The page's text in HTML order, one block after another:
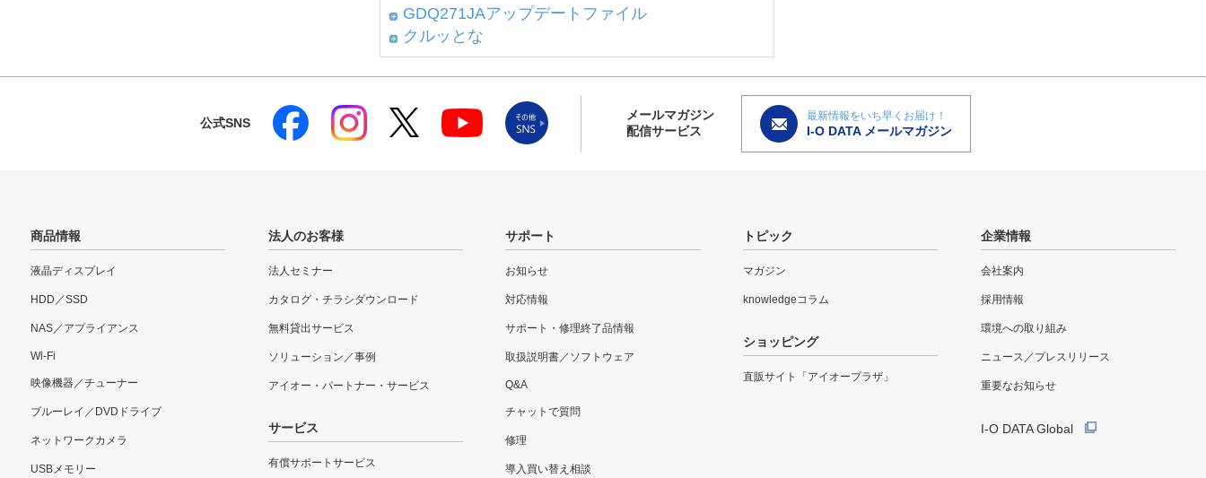
GDQ271JAアップデートファイル
クルッとな
公式SNS
メールマガジン
配信サービス
最新情報をいち早くお届け！
I-O DATA メールマガジン
商品情報
液晶ディスプレイ
HDD／SSD
NAS／アプライアンス
Wi-Fi
映像機器／チューナー
ブルーレイ／DVDドライブ
ネットワークカメラ
USBメモリー
法人のお客様
法人セミナー
カタログ・チラシダウンロード
無料貸出サービス
ソリューション／事例
アイオー・パートナー・サービス
サービス
有償サポートサービス
サポート
お知らせ
対応情報
サポート・修理終了品情報
取扱説明書／ソフトウェア
Q&A
チャットで質問
修理
導入買い替え相談
トピック
マガジン
knowledgeコラム
ショッピング
直販サイト「アイオープラザ」
企業情報
会社案内
採用情報
環境への取り組み
ニュース／プレスリリース
重要なお知らせ
I-O DATA Global